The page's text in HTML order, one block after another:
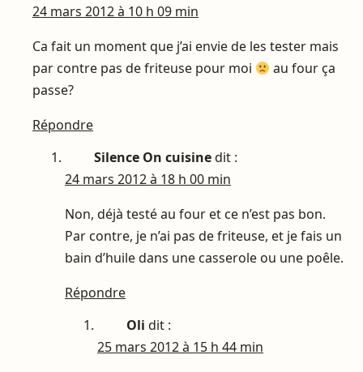
24 mars 2012 à 10 h 09 min
Ca fait un moment que j’ai envie de les tester mais
par contre pas de friteuse pour moi
au four ça
passe?
Répondre
Silence On cuisinedit :
24 mars 2012 à 18 h 00 min
Non, déjà testé au four et ce n’est pas bon.
Par contre, je n’ai pas de friteuse, et je fais un
bain d’huile dans une casserole ou une poêle.
Répondre
Oli dit :
25 mars 2012 à 15 h 44 min